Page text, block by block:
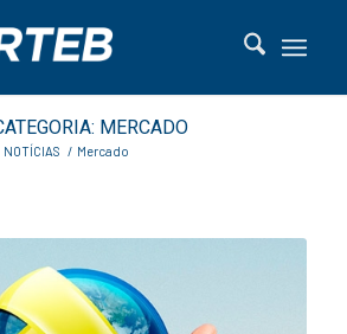
MERCADO
NOTÍCIAS / Mercado